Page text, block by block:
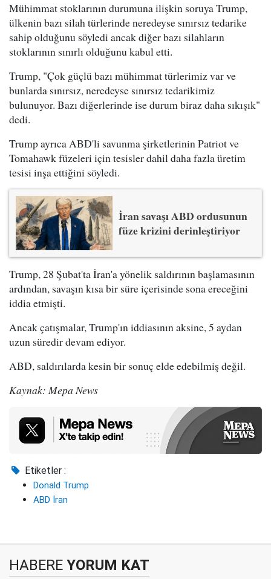
Mühimmat stoklarının durumuna ilişkin soruya Trump,
ülkenin bazı silah türlerinde neredeyse sınırsız tedarike
sahip olduğunu söyledi ancak diğer bazı silahların
stoklarının sınırlı olduğunu kabul etti.
Trump, "Çok güçlü bazı mühimmat türlerimiz var ve
bunlarda sınırsız, neredeyse sınırsız tedarikimiz
bulunuyor. Bazı diğerlerinde ise durum biraz daha sıkışık"
dedi.
Trump ayrıca ABD'li savunma şirketlerinin Patriot ve
Tomahawk füzeleri için tesisler dahil daha fazla üretim
tesisi inşa ettiğini söyledi.
İran savaşı ABD ordusunun
füze krizini derinleştiriyor
Trump, 28 Şubat'ta İran'a yönelik saldırının başlamasının
ardından, savaşın kısa bir süre içerisinde sona ereceğini
iddia etmişti.
Ancak çatışmalar, Trump'ın iddiasının aksine, 5 aydan
uzun süredir devam ediyor.
ABD, saldırılarda kesin bir sonuç elde edebilmiş değil.
Kaynak: Mepa News
Etiketler :
Donald Trump
ABD İran
HABERE YORUM KAT